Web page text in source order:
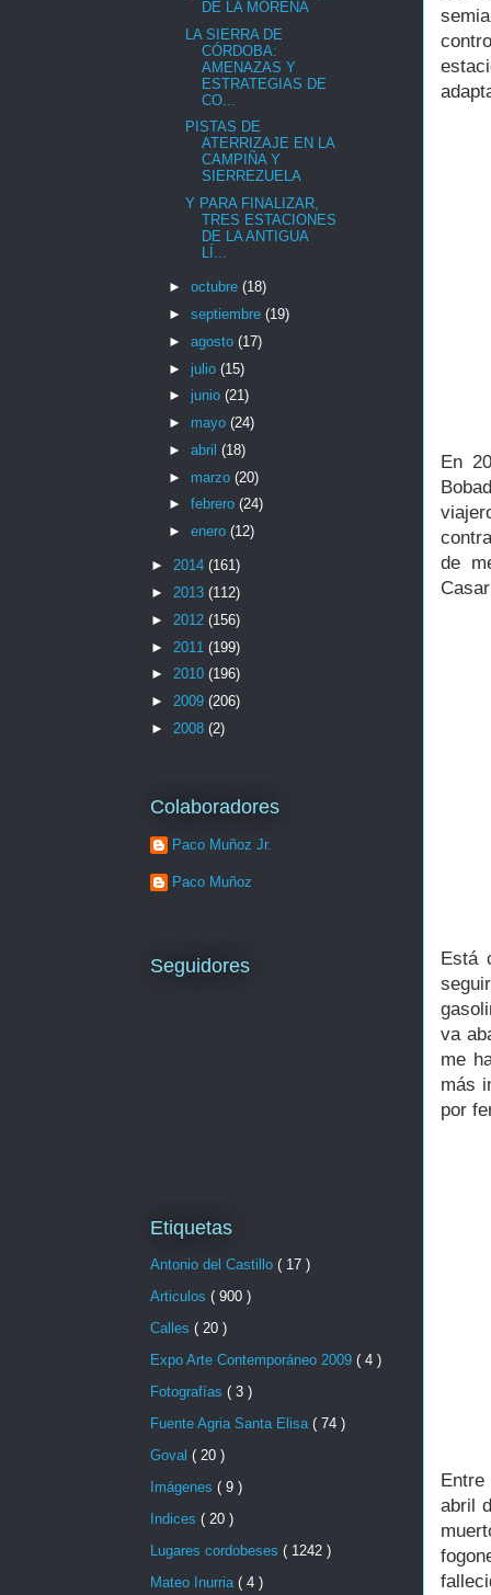
En
de
Está
va
me
más
por
abril
DE LA MORENA
LA SIERRA DE
CÓRDOBA:
AMENAZAS Y
ESTRATEGIAS DE
CO...
PISTAS DE
ATERRIZAJE EN LA
CAMPIÑA Y
SIERREZUELA
Y PARA FINALIZAR,
TRES ESTACIONES
DE LA ANTIGUA
LÍ...
► octubre (18)
► septiembre (19)
► agosto (17)
► julio (15)
► junio (21)
► mayo (24)
► abril (18)
► marzo (20)
► febrero (24)
► enero (12)
► 2014 (161)
► 2013 (112)
► 2012 (156)
► 2011 (199)
► 2010 (196)
► 2009 (206)
► 2008 (2)
Colaboradores
Paco Muñoz Jr.
Paco Muñoz
Seguidores
Etiquetas
Antonio del Castillo ( 17 )
Articulos ( 900 )
Calles ( 20 )
Expo Arte Contemporáneo 2009 ( 4 )
Fotografías ( 3 )
Fuente Agria Santa Elisa ( 74 )
Goval ( 20 )
Imágenes ( 9 )
Indices ( 20 )
Lugares cordobeses ( 1242 )
Mateo Inurria ( 4 )